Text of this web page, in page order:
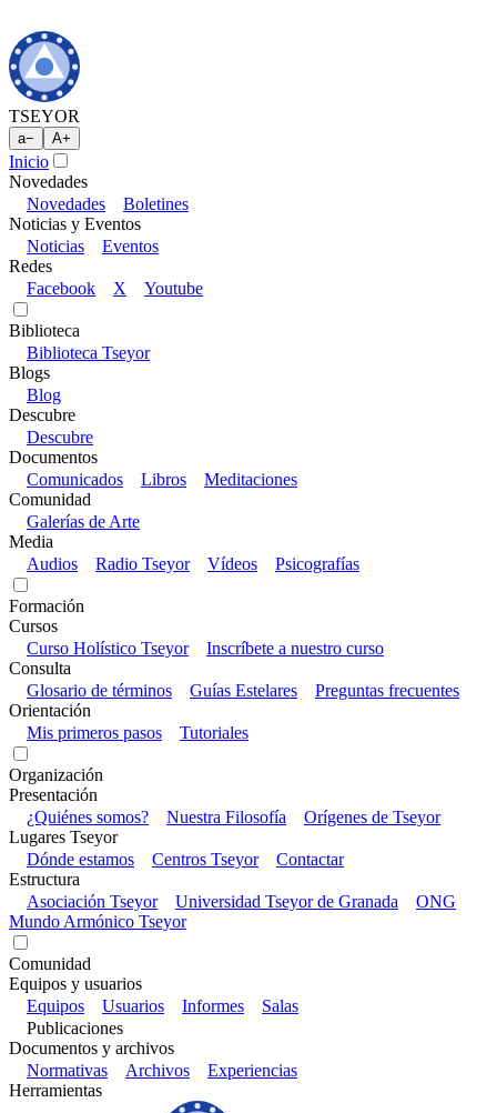
TSEYOR
a− A+
Inicio
Novedades
Novedades
Boletines
Noticias y Eventos
Noticias
Eventos
Redes
Facebook
X Youtube
Biblioteca
Biblioteca Tseyor
Blogs
Blog
Descubre
Descubre
Documentos
Comunicados
Libros
Meditaciones
Comunidad
Galerías de Arte
Media
Audios
Radio Tseyor Vídeos Psicografías
Formación
Cursos
Curso Holístico Tseyor
Inscríbete a nuestro curso
Consulta
Glosario de términos
Guías Estelares
Preguntas frecuentes
Orientación
Mis primeros pasos
Tutoriales
Organización
Presentación
¿Quiénes somos?
Nuestra Filosofía
Orígenes de Tseyor
Lugares Tseyor
Dónde estamos
Centros Tseyor
Contactar
Estructura
Asociación Tseyor
Universidad Tseyor de Granada
ONG
Mundo Armónico Tseyor
Comunidad
Equipos y usuarios
Equipos
Usuarios Informes
Salas
Publicaciones
Documentos y archivos
Normativas
Archivos
Experiencias
Herramientas